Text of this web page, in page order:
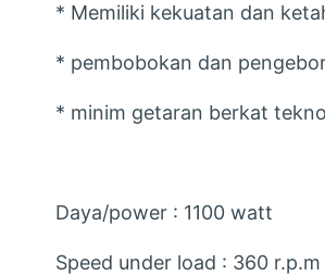
* Memiliki kekuatan dan
* pembobokan dan
* minim getaran berkat
Daya/power : 1100 watt
Speed under load : 360 r.p.m